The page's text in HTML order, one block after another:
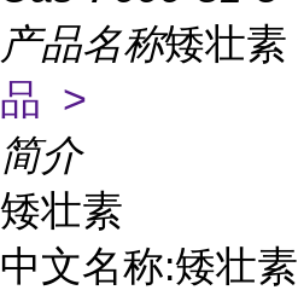
产品名称矮壮素
品 >
简介
矮壮素
中文名称:矮壮素